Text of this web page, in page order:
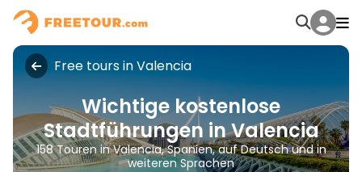
Free tours in Valencia
Wichtige kostenlose
Stadtführungen in Valencia
158 Touren in Valencia, Spanien, auf Deutsch und in
weiteren Sprachen